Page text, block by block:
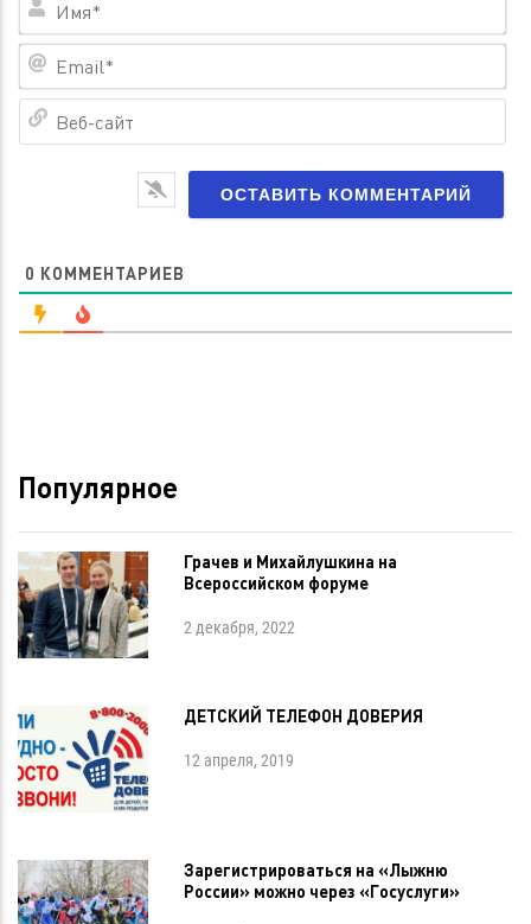
0 КОММЕНТАРИЕВ
Популярное
Грачев и Михайлушкина на
Всероссийском форуме
2 декабря, 2022
ДЕТСКИЙ ТЕЛЕФОН ДОВЕРИЯ
12 апреля, 2019
Зарегистрироваться на «Лыжню
России» можно через «Госуслуги»